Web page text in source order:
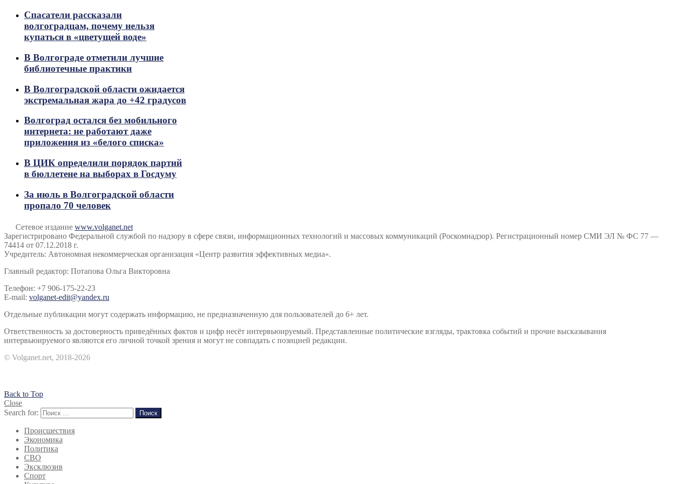
Спасатели рассказали
волгоградцам, почему нельзя
купаться в «цветущей воде»
В Волгограде отметили лучшие
библиотечные практики
В Волгоградской области ожидается
экстремальная жара до +42 градусов
Волгоград остался без мобильного
интернета: не работают даже
приложения из «белого списка»
В ЦИК определили порядок партий
в бюллетене на выборах в Госдуму
За июль в Волгоградской области
пропало 70 человек
Сетевое издание www.volganet.net
Зарегистрировано Федеральной службой по надзору в сфере связи, информационных технологий и массовых коммуникаций (Роскомнадзор). Регистрационный номер СМИ ЭЛ № ФС 77 —
74414 от 07.12.2018 г.
Учредитель: Автономная некоммерческая организация «Центр развития эффективных медиа».
Главный редактор: Потапова Ольга Викторовна
Телефон: +7 906-175-22-23
E-mail: volganet-edit@yandex.ru
Отдельные публикации могут содержать информацию, не предназначенную для пользователей до 6+ лет.
Ответственность за достоверность приведённых фактов и цифр несёт интервьюируемый. Представленные политические взгляды, трактовка событий и прочие высказывания
интервьюируемого являются его личной точкой зрения и могут не совпадать с позицией редакции.
© Volganet.net, 2018-2026
Back to Top
Close
Search for:
Поиск
Происшествия
Экономика
Политика
СВО
Эксклюзив
Спорт